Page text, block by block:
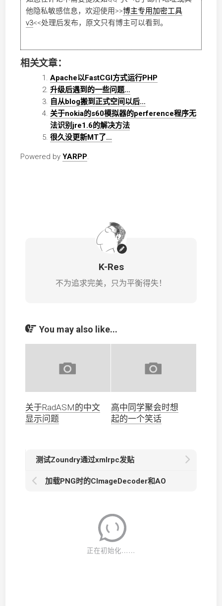
他隐私敏感信息，欢迎使用>>博主专用加密工具
v3<<处理后发布，原文只有博主可以看到。
相关文章：
Apache以FastCGI方式运行PHP
升级后遇到的一些问题…
自从blog搬到正式空间以后…
关于nokia的s60模拟器的perference程序无
法识别jre1.6的解决方法
很久没更新MT了…
Powered by YARPP.
K-Res
不为追求完美，只为平衡得失！
You may also like...
关于RadASM的中文
显示问题
高中同学聚会时想
起的一个笑话
测试Zoundry通过xmlrpc发贴
加载PNG时的CImageDecoder和AO